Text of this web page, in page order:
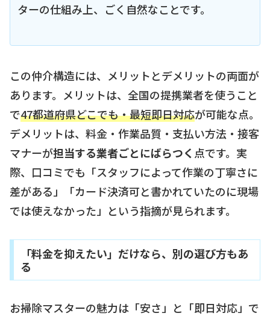
ターの仕組み上、ごく自然なことです。
この仲介構造には、メリットとデメリットの両面が
あります。メリットは、全国の提携業者を使うこと
で47都道府県どこでも・最短即日対応が可能な点。
デメリットは、料金・作業品質・支払い方法・接客
マナーが担当する業者ごとにばらつく 点です。実
際、口コミでも「スタッフによって作業の丁寧さに
差がある」「カード決済可と書かれていたのに現場
では使えなかった」という指摘が見られます。
「料金を抑えたい」だけなら、別の選び方もあ
る
お掃除マスターの魅力は「安さ」と「即日対応」で